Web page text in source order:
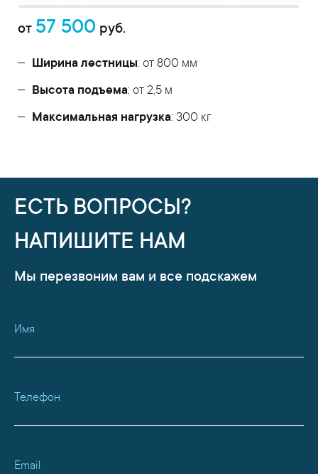
от 57 500 руб.
Ширина лестницы: от 800 мм
Высота подъема: от 2,5 м
Максимальная нагрузка: 300 кг
ЕСТЬ ВОПРОСЫ?
НАПИШИТЕ НАМ
Мы перезвоним вам и все подскажем
Имя
Телефон
Email